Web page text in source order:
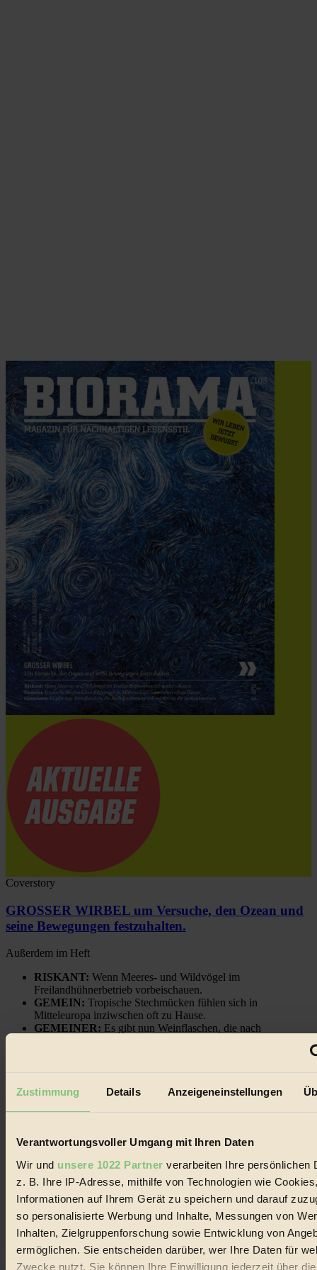
Zustimmung Details Anzeigeneinstellungen
Verantwortungsvoller Umgang mit Ihren Daten
Wir und unsere 1022 Partner verarbeiten Ihre persönlichen
z. B. Ihre IP-Adresse, mithilfe von Technologien wie
Informationen auf Ihrem Gerät zu speichern und darauf
so personalisierte Werbung und Inhalte, Messungen von
Inhalten, Zielgruppenforschung sowie Entwicklung von
ermöglichen. Sie entscheiden darüber, wer Ihre Daten für
Zwecke nutzt. Sie können Ihre Einwilligung jederzeit über
Coverstory
GROSSER WIRBEL um Versuche, den Ozean und
seine Bewegungen festzuhalten.
Außerdem im Heft
RISKANT: Wenn Meeres- und Wildvögel im
Freilandhühnerbetrieb vorbeischauen.
GEMEIN: Tropische Stechmücken fühlen sich in
Mitteleuropa inziwschen oft zu Hause.
GEMEINER: Es gibt nun Weinflaschen, die nach
Erhalte in regelmäßigen Abständen die aktuellsten Artikel,
Gewinnspiele & Ausgaben übersichtlich aufbereitet vom
Jetzt eintragen: